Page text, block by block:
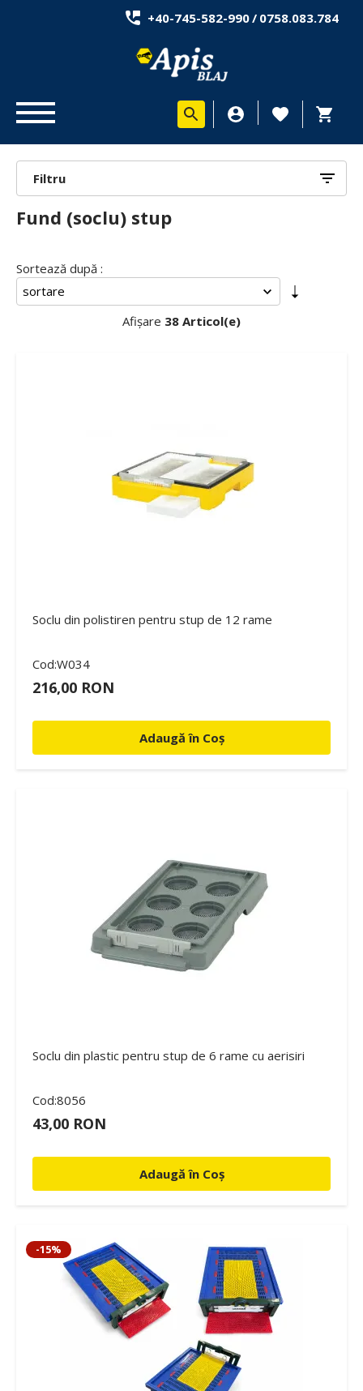
+40-745-582-990/ 0758.083.784
Filtru
Fund (soclu) stup
Sortează după :
Afișare 38 Articol(e)
Soclu din polistiren pentru stup de 12 rame
Cod:W034
216,00 RON
Adaugă în Coș
Soclu din plastic pentru stup de 6 rame cu aerisiri
Cod:8056
43,00 RON
Adaugă în Coș
-15%